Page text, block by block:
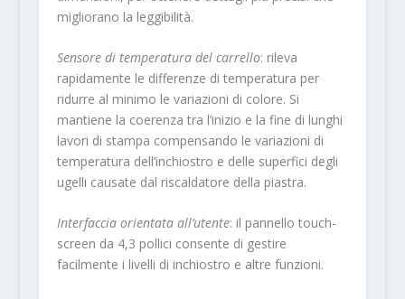
migliorano la leggibilità.
Sensore di temperatura del carrello: rileva
rapidamente le differenze di temperatura per
ridurre al minimo le variazioni di colore. Si
mantiene la coerenza tra l’inizio e la fine di lunghi
lavori di stampa compensando le variazioni di
temperatura dell’inchiostro e delle superfici degli
ugelli causate dal riscaldatore della piastra.
Interfaccia orientata all’utente: il pannello touch-
screen da 4,3 pollici consente di gestire
facilmente i livelli di inchiostro e altre funzioni.